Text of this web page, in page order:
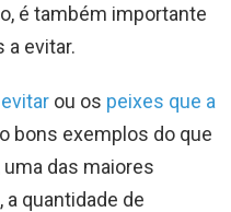
é também importante
a evitar.
ou os peixes que a
bons exemplos do que
das maiores
quantidade de